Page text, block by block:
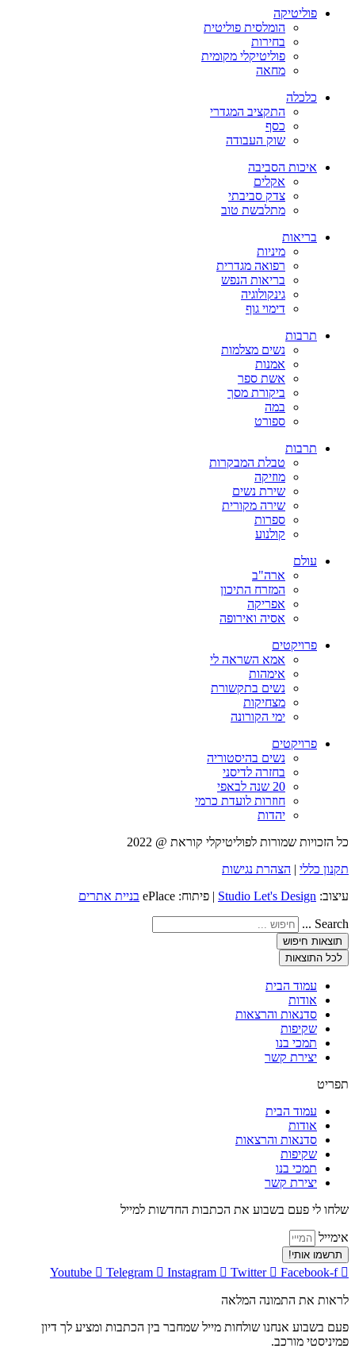
פוליטיקה
הומלסית פוליטית
בחירות
פוליטיקלי מקומית
מחאה
כלכלה
התקציב המגדרי
כסף
שוק העבודה
איכות הסביבה
אקלים
צדק סביבתי
מתלבשת טוב
בריאות
מיניות
רפואה מגדרית
בריאות הנפש
גינקולוגיה
דימוי גוף
תרבות
נשים מצלמות
אמנות
אשת ספר
ביקורת מסך
במה
ספורט
תרבות
טבלת המבקרות
מוזיקה
שירת נשים
שירה מקורית
ספרות
קולנוע
עולם
ארה"ב
המזרח התיכון
אפריקה
אסיה ואירופה
פרויקטים
אמא השראה לי
אימהות
נשים בתקשורת
מצחיקות
ימי הקורונה
פרויקטים
נשים בהיסטוריה
בחזרה לדיסני
20 שנה לבאפי
חוזרות לועדת כרמי
יהדות
כל הזכויות שמורות לפוליטיקלי קוראת @ 2022
תקנון כללי | הצהרת נגישות
עיצוב: Studio Let's Design | פיתוח: ePlace בניית אתרים
Search ...
תוצאות חיפוש
לכל התוצאות
עמוד הבית
אודות
סדנאות והרצאות
שקיפות
תמכי בנו
יצירת קשר
תפריט
עמוד הבית
אודות
סדנאות והרצאות
שקיפות
תמכי בנו
יצירת קשר
שלחו לי פעם בשבוע את הכתבות החדשות למייל
אימייל
תרשמו אותי!
Youtube Telegram Instagram Twitter Facebook-f
לראות את התמונה המלאה
פעם בשבוע אנחנו שולחות מייל שמחבר בין הכתבות ומציע לך דיון
פמיניסטי מורכב.